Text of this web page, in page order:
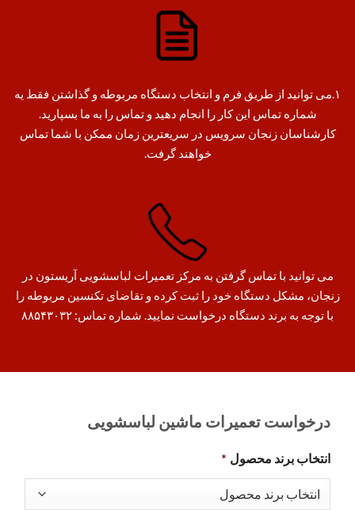
۱.می توانید از طریق فرم و انتخاب دستگاه مربوطه و گذاشتن فقط یه
شماره تماس این کار را انجام دهید و تماس را به ما بسپارید.
کارشناسان زنجان سرویس در سریعترین زمان ممکن با شما تماس
خواهند گرفت.
می توانید با تماس گرفتن به مرکز تعمیرات لباسشویی آریستون در
زنجان، مشکل دستگاه خود را ثبت کرده و تقاضای تکنسین مربوطه را
با توجه به برند دستگاه درخواست نمایید. شماره تماس: ۸۸۵۴۳۰۳۲
درخواست تعمیرات ماشین لباسشویی
انتخاب برند محصول *